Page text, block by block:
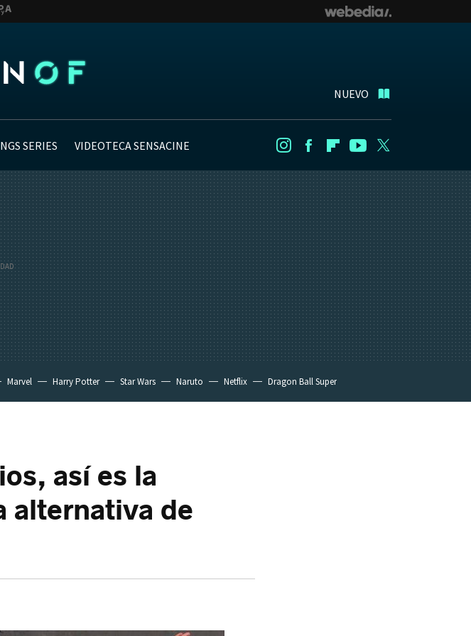
NUEVO
SERIES VIDEOTECA SENSACINE InstagramFacebookFlipboard
Youtube
Marvel Harry Potter Star Wars Naruto Netflix Dragon Ball Super
así es la
alternativa de